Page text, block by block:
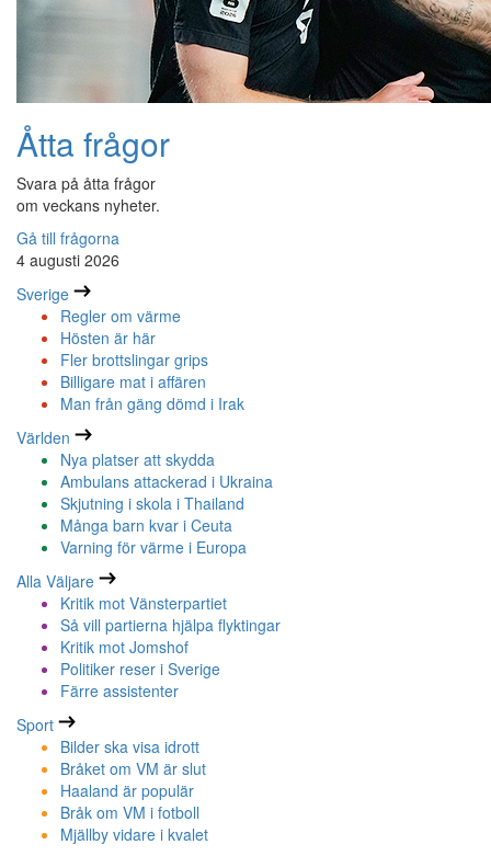
Åtta frågor
Svara på åtta frågor
om veckans nyheter.
Gå till frågorna
4 augusti 2026
Sverige
Regler om värme
Hösten är här
Fler brottslingar grips
Billigare mat i affären
Man från gäng dömd i Irak
Världen
Nya platser att skydda
Ambulans attackerad i Ukraina
Skjutning i skola i Thailand
Många barn kvar i Ceuta
Varning för värme i Europa
Alla Väljare
Kritik mot Vänsterpartiet
Så vill partierna hjälpa flyktingar
Kritik mot Jomshof
Politiker reser i Sverige
Färre assistenter
Sport
Bilder ska visa idrott
Bråket om VM är slut
Haaland är populär
Bråk om VM i fotboll
Mjällby vidare i kvalet